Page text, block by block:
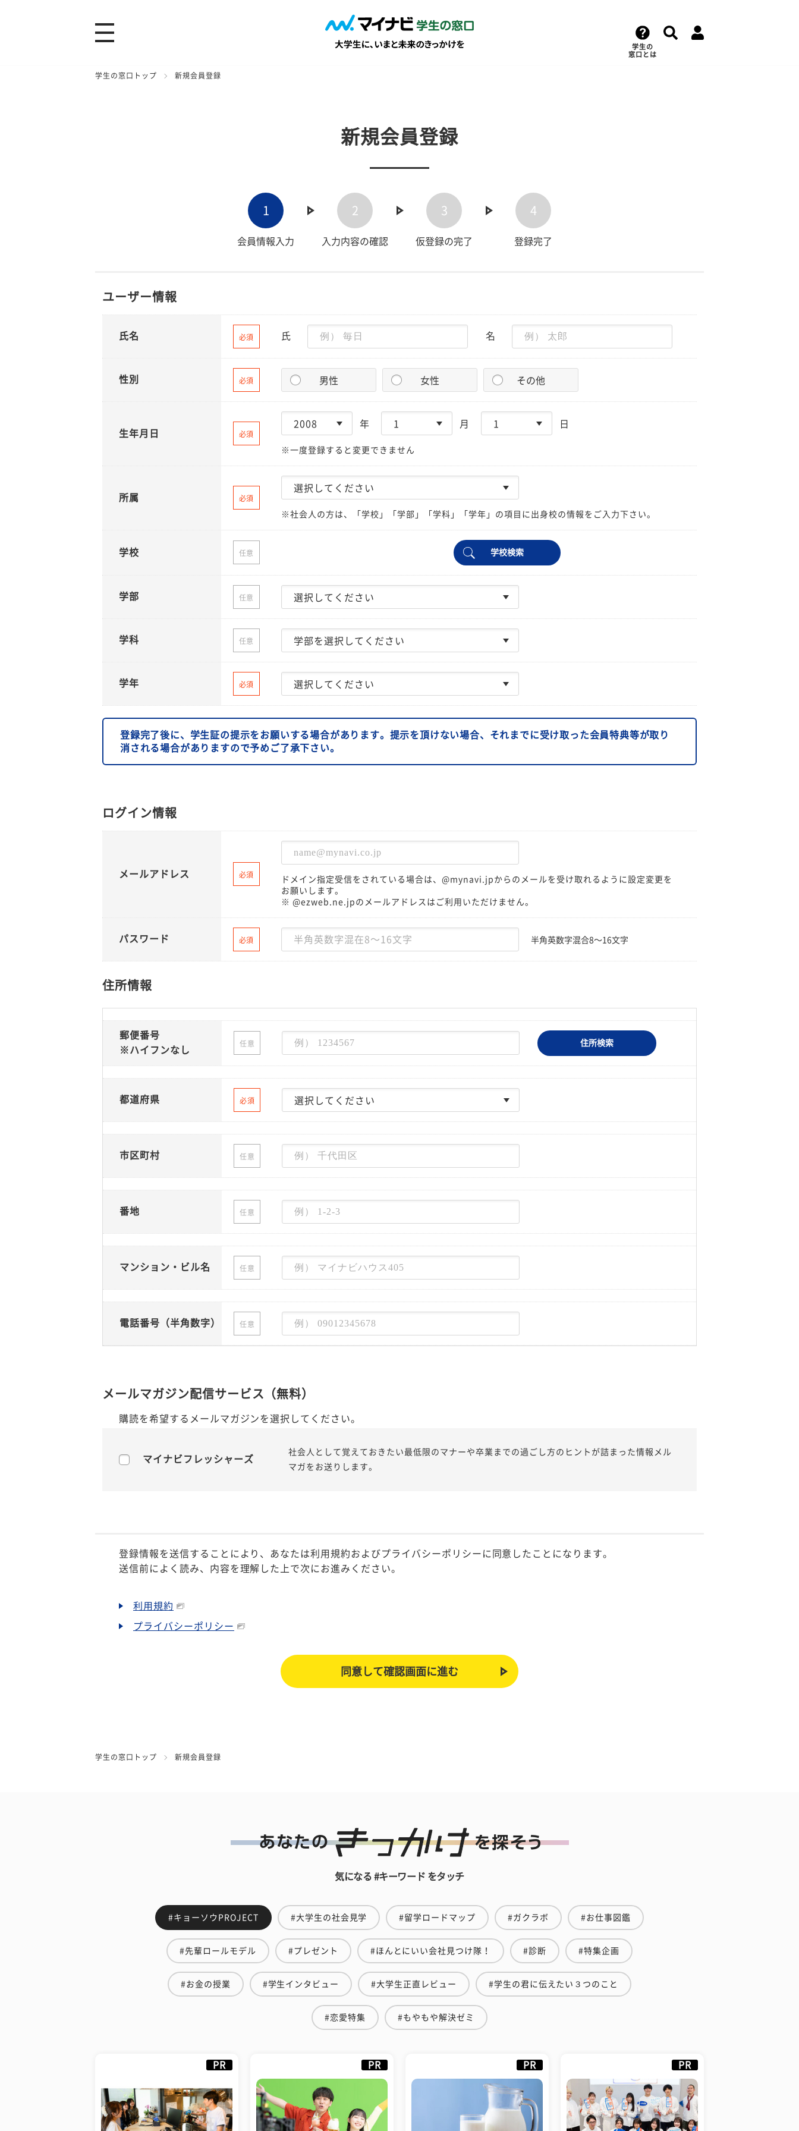
学生の
窓口とは
学生の窓口トップ 新規会員登録
新規会員登録
1
会員情報入力
2
入力内容の確認
3
仮登録の完了
4
登録完了
ユーザー情報
氏名 必須 氏 名
性別 必須 男性 女性 その他
生年月日 必須
年 月 日
※一度登録すると変更できません
所属 必須
※社会人の方は、「学校」「学部」「学科」「学年」の項目に出身校の情報をご入力下さい。
学校 任意 学校検索
学部 任意
学科 任意
学年 必須
登録完了後に、学生証の提示をお願いする場合があります。提示を頂けない場合、それまでに受け取った会員特典等が取り
消される場合がありますので予めご了承下さい。
ログイン情報
メールアドレス 必須
ドメイン指定受信をされている場合は、@mynavi.jpからのメールを受け取れるように設定変更を
お願いします。
※ @ezweb.ne.jpのメールアドレスはご利用いただけません。
パスワード 必須 半角英数字混合8〜16文字
住所情報
郵便番号
※ハイフンなし
任意 住所検索
都道府県 必須
市区町村 任意
番地 任意
マンション・ビル名 任意
電話番号（半角数字） 任意
メールマガジン配信サービス（無料）
購読を希望するメールマガジンを選択してください。
マイナビフレッシャーズ
社会人として覚えておきたい最低限のマナーや卒業までの過ごし方のヒントが詰まった情報メル
マガをお送りします。
登録情報を送信することにより、あなたは利用規約およびプライバシーポリシーに同意したことになります。
送信前によく読み、内容を理解した上で次にお進みください。
利用規約
プライバシーポリシー
学生の窓口トップ 新規会員登録
気になる #キーワード をタッチ
#キョーソウPROJECT #大学生の社会見学 #留学ロードマップ #ガクラボ #お仕事図鑑
#先輩ロールモデル #プレゼント #ほんとにいい会社見つけ隊！ #診断 #特集企画
#お金の授業 #学生インタビュー #大学生正直レビュー #学生の君に伝えたい３つのこと
#恋愛特集 #もやもや解決ゼミ
PR PR PR PR